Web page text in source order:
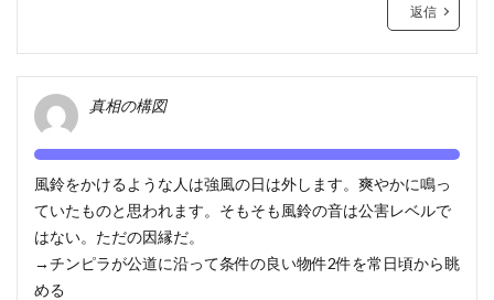
返信
真相の構図
風鈴をかけるような人は強風の日は外します。爽やかに鳴っ
ていたものと思われます。そもそも風鈴の音は公害レベルで
はない。ただの因縁だ。
→チンピラが公道に沿って条件の良い物件2件を常日頃から眺
める